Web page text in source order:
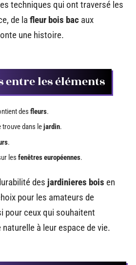
techniques qui ont traversé les
de la fleur bois bac aux
une histoire.
entre les éléments
des fleurs.
trouve dans lejardin.
.
les fenêtres européennes.
des jardinieres bois en
pour les amateurs de
pour ceux qui souhaitent
à leur espace de vie.